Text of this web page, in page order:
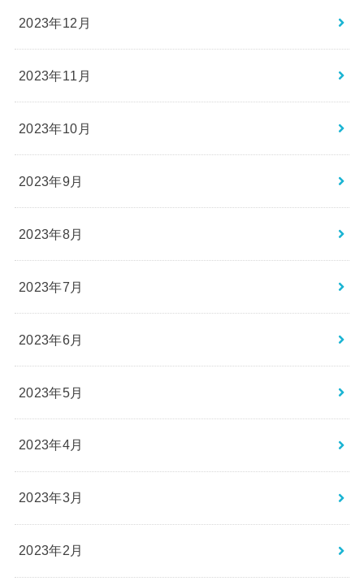
2023年12月
2023年11月
2023年10月
2023年9月
2023年8月
2023年7月
2023年6月
2023年5月
2023年4月
2023年3月
2023年2月